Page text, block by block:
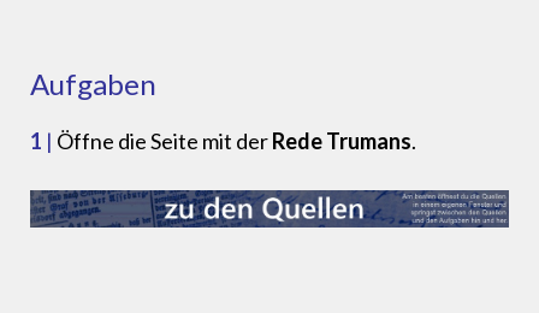
Aufgaben
1 | Öffne die Seite mit derRede Trumans.